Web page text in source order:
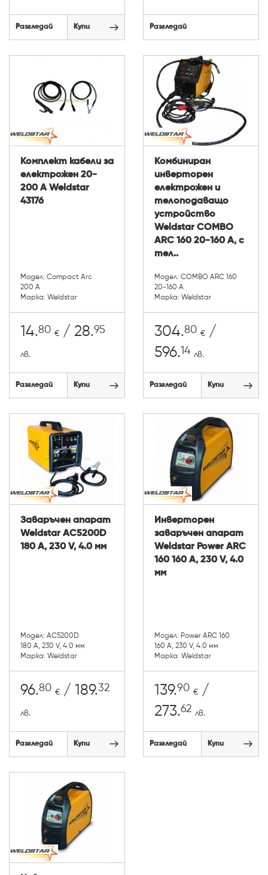
Разгледай Купи Разгледай
Комплект кабели за
електрожен 20-
200 A Weldstar
43176
Модел: Compact Arc
200 A
Марка: Weldstar
14.80 € / 28.95
лв.
Разгледай Купи
Комбиниран
инверторен
електрожен и
телоподаващо
устройство
Weldstar COMBO
ARC 160 20-160 A, с
тел..
Модел: COMBO ARC 160
20-160 A
Марка: Weldstar
304.80 € /
596.14 лв.
Разгледай Купи
Заваръчен апарат
Weldstar AC5200D
180 A, 230 V, 4.0 мм
Модел: AC5200D
180 A, 230 V, 4.0 мм
Марка: Weldstar
96.80 € / 189.32
лв.
Разгледай Купи
Инверторен
заваръчен апарат
Weldstar Power ARC
160 160 A, 230 V, 4.0
мм
Модел: Power ARC 160
160 A, 230 V, 4.0 мм
Марка: Weldstar
139.90 € /
273.62 лв.
Разгледай Купи